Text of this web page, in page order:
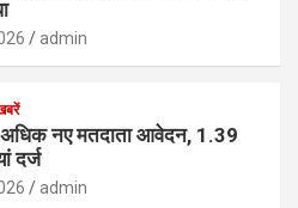
admin
नए मतदाता आवेदन, 1.39
दर्ज
admin